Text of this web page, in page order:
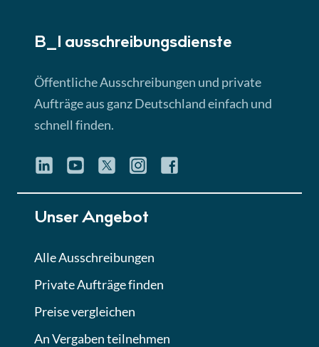
Lektion 3
► 4:31 Min
Quiz
Eignung im Vergabeverfahren
Lektion 6
Abgabe von Angeboten
Lektion
B_I ausschreibungs­dienste
Öffentliche Ausschreibungen und private
Aufträge aus ganz Deutschland einfach und
schnell finden.
Unser Angebot
Alle Ausschreibungen
Private Aufträge finden
Preise vergleichen
An Vergaben teilnehmen